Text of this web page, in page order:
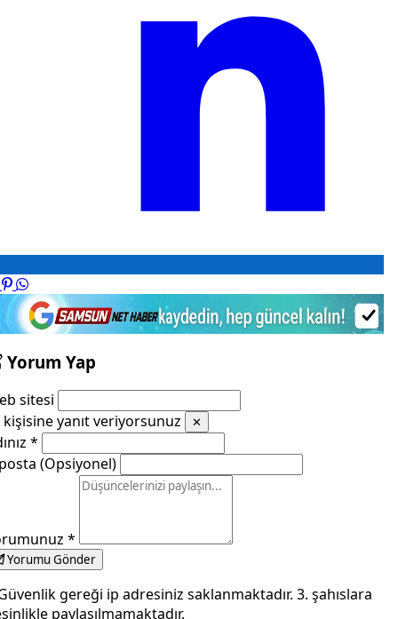
Yorum Yap
sitesi
kişisine yanıt veriyorsunuz
✕
*
(Opsiyonel)
*
Yorumu Gönder
gereği ip adresiniz saklanmaktadır. 3. şahıslara
paylaşılmamaktadır.